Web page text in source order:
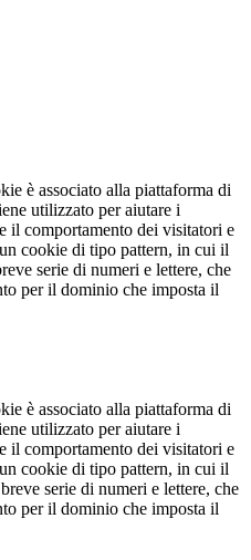
è associato alla piattaforma di
utilizzato per aiutare i
il comportamento dei visitatori e
cookie di tipo pattern, in cui il
serie di numeri e lettere, che
per il dominio che imposta il
è associato alla piattaforma di
utilizzato per aiutare i
il comportamento dei visitatori e
cookie di tipo pattern, in cui il
serie di numeri e lettere, che
per il dominio che imposta il